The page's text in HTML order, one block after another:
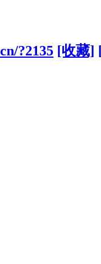
?2135 [收藏]